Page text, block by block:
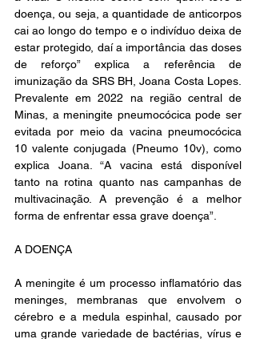
doença, ou seja, a quantidade de anticorpos
cai ao longo do tempo e o indivíduo deixa de
estar protegido, daí a importância das doses
de reforço” explica a referência de
imunização da SRS BH, Joana Costa Lopes.
Prevalente em 2022 na região central de
Minas, a meningite pneumocócica pode ser
evitada por meio da vacina pneumocócica
10 valente conjugada (Pneumo 10v), como
explica Joana. “A vacina está disponível
tanto na rotina quanto nas campanhas de
multivacinação. A prevenção é a melhor
forma de enfrentar essa grave doença”.
A DOENÇA
A meningite é um processo inflamatório das
meninges, membranas que envolvem o
cérebro e a medula espinhal, causado por
uma grande variedade de bactérias, vírus e